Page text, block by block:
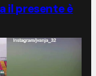
il presente è